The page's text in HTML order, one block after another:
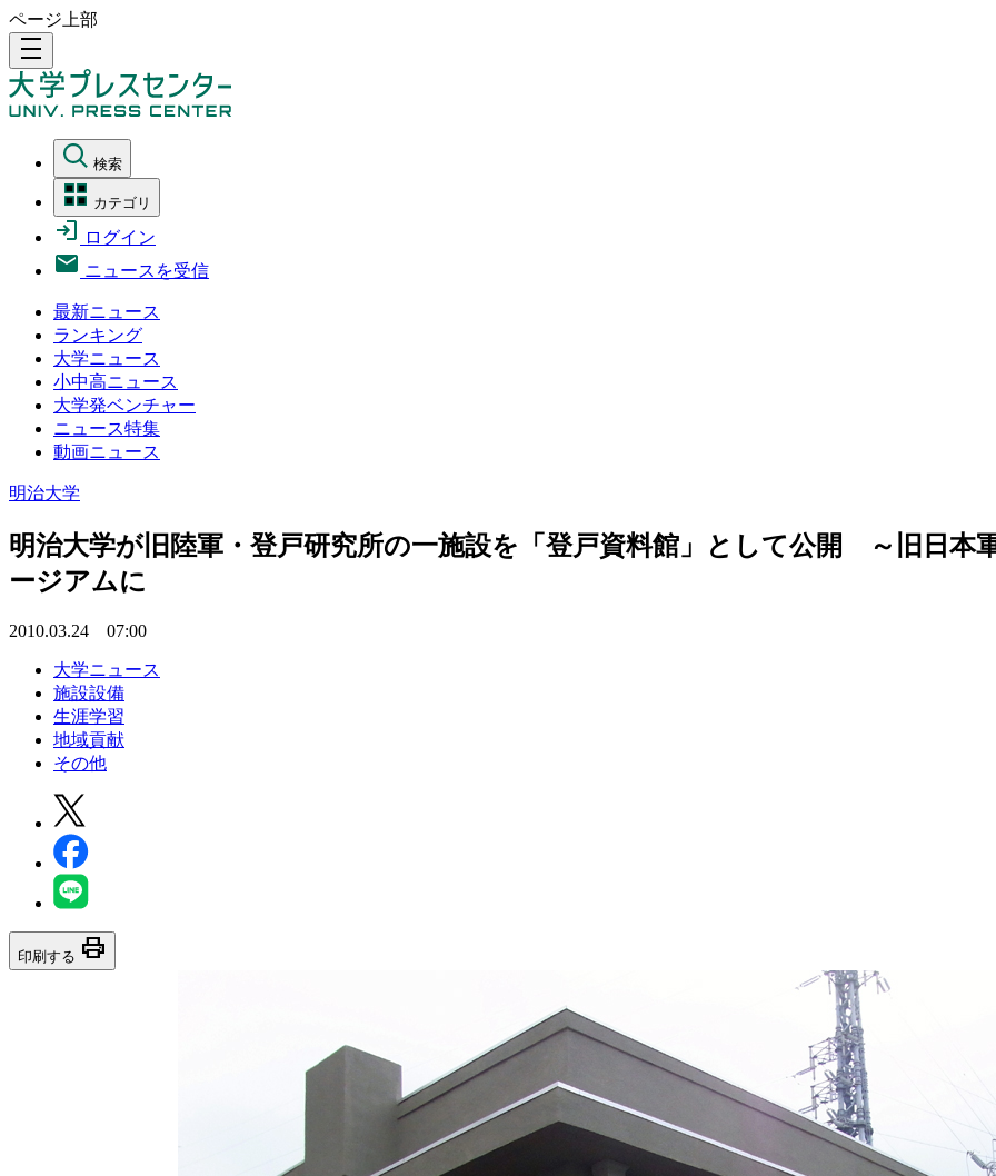
ページ上部
density_medium
検索
カテゴリ
ログイン
ニュースを受信
最新ニュース
ランキング
大学ニュース
小中高ニュース
大学発ベンチャー
ニュース特集
動画ニュース
明治大学
明治大学が旧陸軍・登戸研究所の一施設を「登戸資料館」として公開 ～旧日本
ージアムに
2010.03.24 07:00
大学ニュース
施設設備
生涯学習
地域貢献
その他
印刷する print